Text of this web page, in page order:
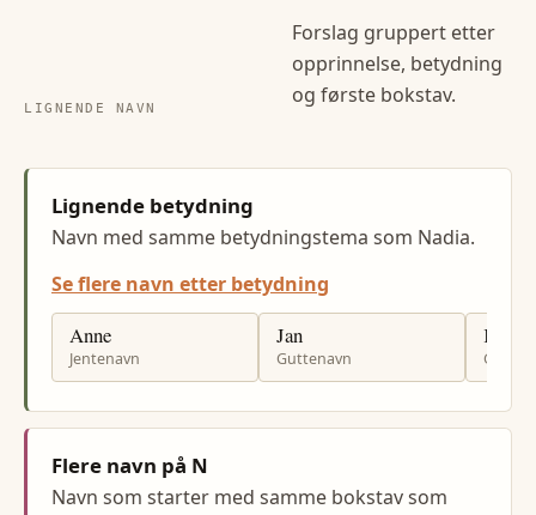
LIGNENDE NAVN
Forslag gruppert etter
opprinnelse, betydning
og første bokstav.
Lignende betydning
Navn med samme betydningstema som Nadia.
Se flere navn etter betydning
Anne
Jentenavn
Jan
Guttenavn
Kjell
Flere navn på N
Navn som starter med samme bokstav som